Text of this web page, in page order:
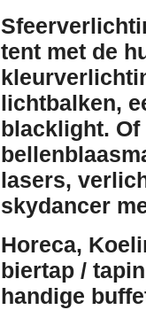
tent met de
lichtbalken,
blacklight.
lasers,
skydancer
Horeca,
biertap /
handige